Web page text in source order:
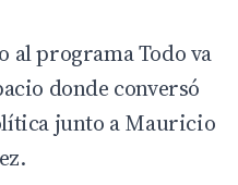
al programa Todo va
donde conversó
junto a Mauricio